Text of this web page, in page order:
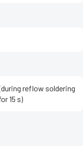
(during reflow soldering
15 s)